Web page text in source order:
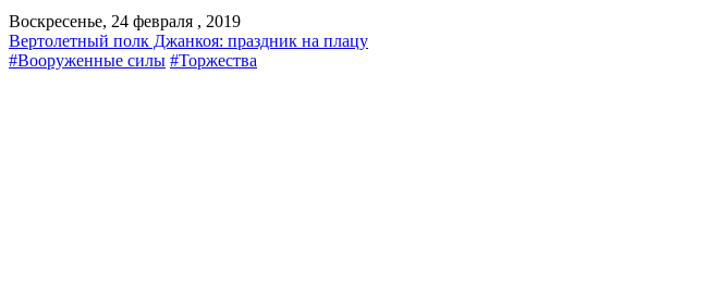
Воскресенье, 24 февраля , 2019
Вертолетный полк Джанкоя: праздник на плацу
#Вооруженные силы #Торжества